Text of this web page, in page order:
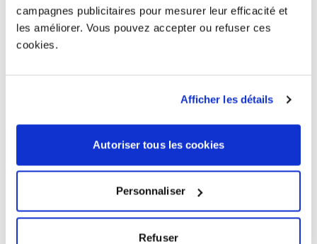
campagnes publicitaires pour mesurer leur efficacité et
les améliorer. Vous pouvez accepter ou refuser ces
cookies.
Afficher les détails
Autoriser tous les cookies
Personnaliser
Refuser
90300 Offemont
Beaucourt
90700 Châtenois-les-Forges